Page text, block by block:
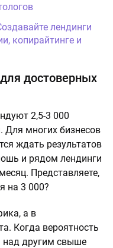
лендинги
копирайтинге и
достоверных
2,5-3 000
Для многих бизнесов
ждать результатов
и рядом лендинги
Представляете,
на 3 000?
а в
Когда вероятность
над другим свыше